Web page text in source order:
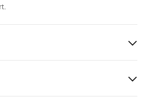
messing, PVC, rubber